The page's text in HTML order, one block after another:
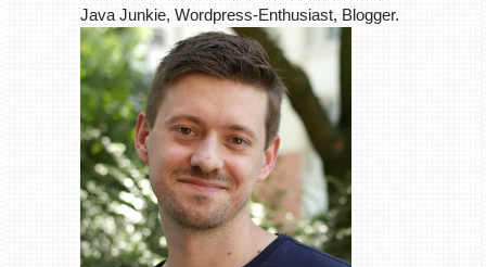
Java Junkie, Wordpress-Enthusiast, Blogger.